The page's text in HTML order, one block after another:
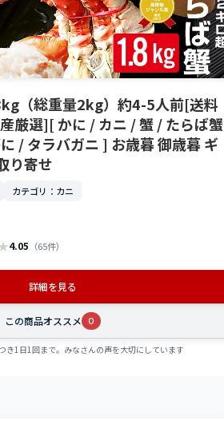
（総重量2kg）約4-5人前[送料
厳選][ かに / カニ / 蟹 / たらば
/ タラバガニ ] お歳暮 御歳暮 ギ
り寄せ
カテゴリ：カニ
4.05 （65件）
詳細を見る
この商品オススメ 0
き1日1回まで。みなさんの声を大切にしています